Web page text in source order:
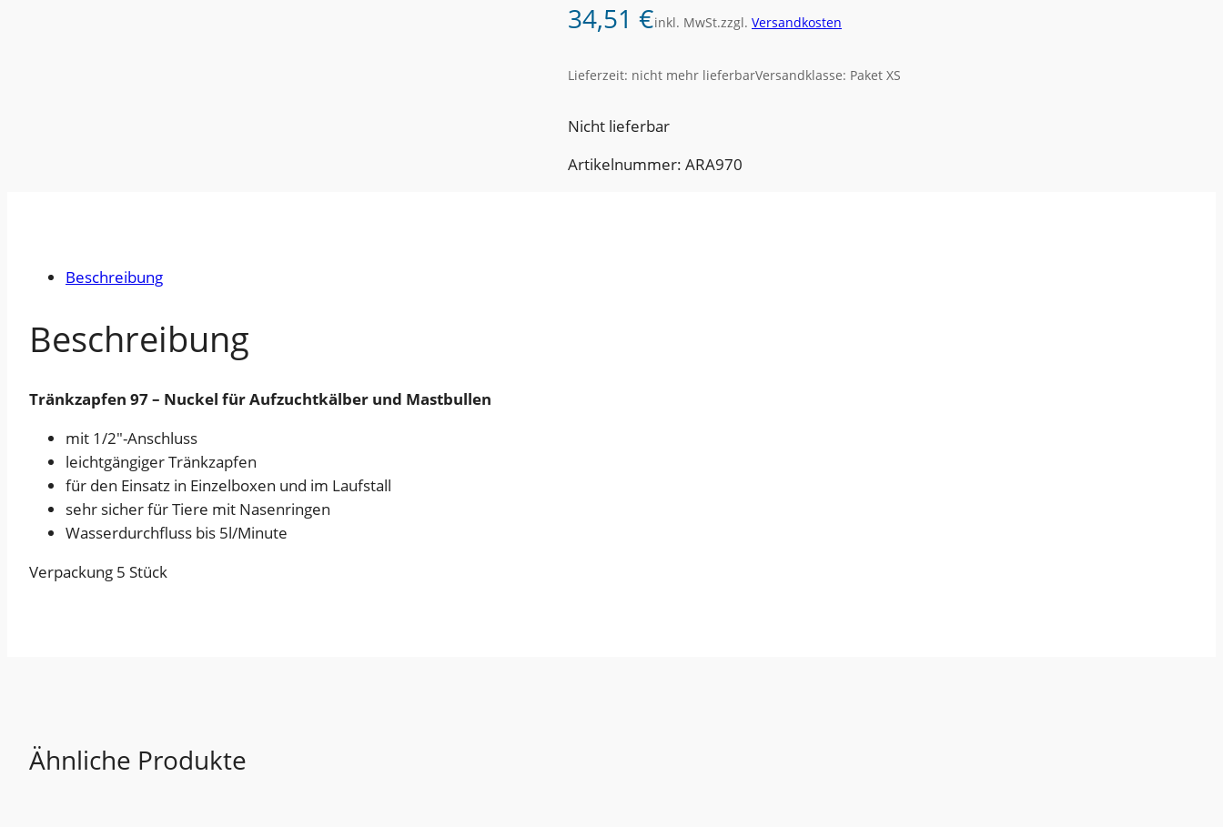
34,51 €inkl. MwSt.zzgl. Versandkosten
Lieferzeit: nicht mehr lieferbarVersandklasse: Paket XS
Nicht lieferbar
Artikelnummer: ARA970
Beschreibung
Beschreibung
Tränkzapfen 97 – Nuckel für Aufzuchtkälber und Mastbullen
mit 1/2″-Anschluss
leichtgängiger Tränkzapfen
für den Einsatz in Einzelboxen und im Laufstall
sehr sicher für Tiere mit Nasenringen
Wasserdurchfluss bis 5l/Minute
Verpackung 5 Stück
Ähnliche Produkte